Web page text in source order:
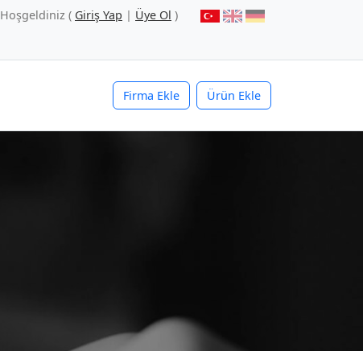
Hoşgeldiniz ( Giriş Yap | Üye Ol )
Firma Ekle Ürün Ekle